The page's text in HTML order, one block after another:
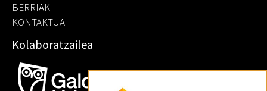
BERRIAK
KONTAKTUA
Kolaboratzailea